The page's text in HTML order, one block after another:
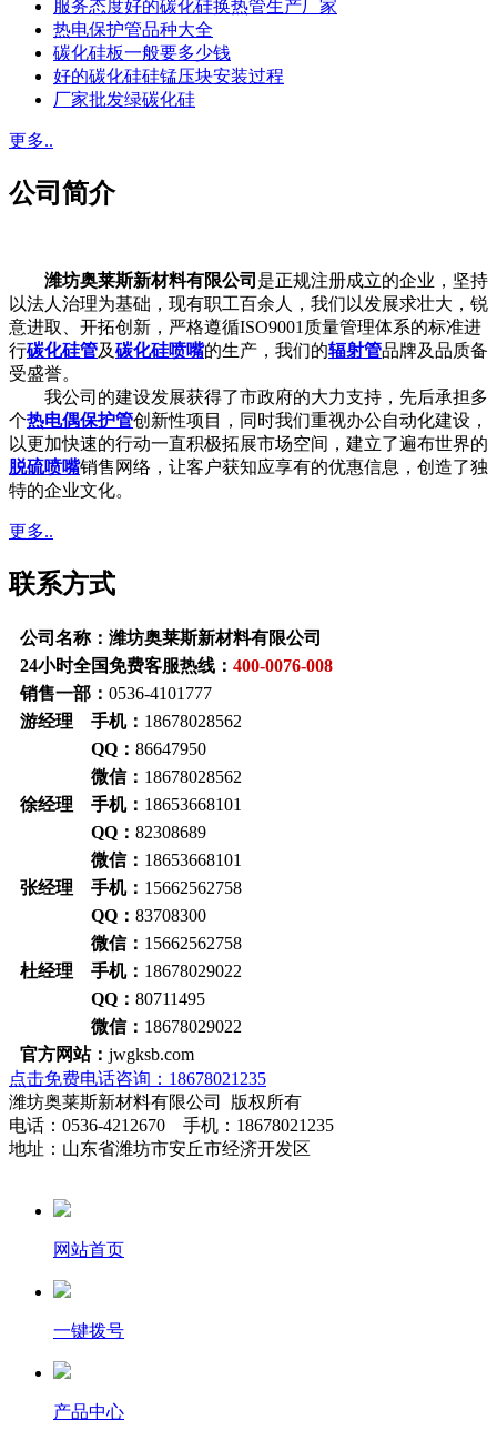
服务态度好的碳化硅换热管生产厂家
热电保护管品种大全
碳化硅板一般要多少钱
好的碳化硅硅锰压块安装过程
厂家批发绿碳化硅
更多..
公司简介
潍坊奥莱斯新材料有限公司 是正规注册成立的企业，坚持
以法人治理为基础，现有职工百余人，我们以发展求壮大，锐
意进取、开拓创新，严格遵循ISO9001质量管理体系的标准进
行碳化硅管及碳化硅喷嘴的生产，我们的辐射管品牌及品质备
受盛誉。
我公司的建设发展获得了市政府的大力支持，先后承担多
个热电偶保护管创新性项目，同时我们重视办公自动化建设，
以更加快速的行动一直积极拓展市场空间，建立了遍布世界的
脱硫喷嘴销售网络，让客户获知应享有的优惠信息，创造了独
特的企业文化。
更多..
联系方式
公司名称：潍坊奥莱斯新材料有限公司
24小时全国免费客服热线： 400-0076-008
销售一部： 0536-4101777
游经理 手机： 18678028562
QQ： 86647950
微信： 18678028562
徐经理 手机： 18653668101
QQ： 82308689
微信： 18653668101
张经理 手机： 15662562758
QQ： 83708300
微信： 15662562758
杜经理 手机： 18678029022
QQ： 80711495
微信： 18678029022
官方网站： jwgksb.com
点击免费电话咨询：18678021235
潍坊奥莱斯新材料有限公司 版权所有
电话：0536-4212670 手机：18678021235
地址：山东省潍坊市安丘市经济开发区
网站首页
一键拨号
产品中心